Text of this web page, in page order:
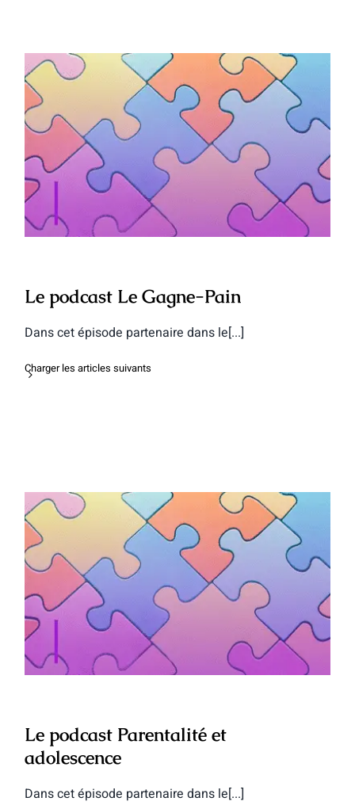
Le podcast Le Gagne-Pain
Le podcast Le Gagne-Pain
Dans cet épisode partenaire dans le[...]
Charger les articles suivants
Le podcast Parentalité et adolescence
Le podcast Parentalité et
adolescence
Dans cet épisode partenaire dans le[...]